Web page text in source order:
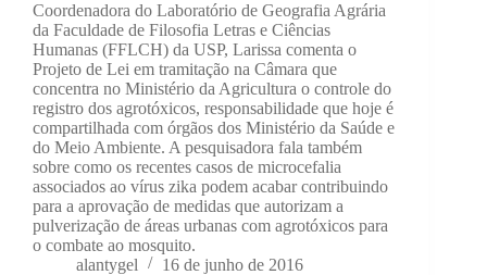
Coordenadora do Laboratório de Geografia Agrária
da Faculdade de Filosofia Letras e Ciências
Humanas (FFLCH) da USP, Larissa comenta o
Projeto de Lei em tramitação na Câmara que
concentra no Ministério da Agricultura o controle do
registro dos agrotóxicos, responsabilidade que hoje é
compartilhada com órgãos dos Ministério da Saúde e
do Meio Ambiente. A pesquisadora fala também
sobre como os recentes casos de microcefalia
associados ao vírus zika podem acabar contribuindo
para a aprovação de medidas que autorizam a
pulverização de áreas urbanas com agrotóxicos para
o combate ao mosquito.
alantygel
16 de junho de 2016